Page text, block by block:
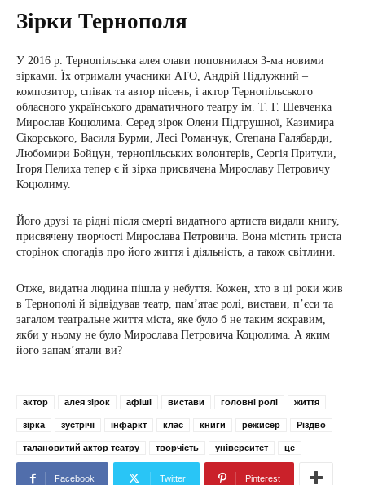
Зірки Тернополя
У 2016 р. Тернопільська алея слави поповнилася 3-ма новими
зірками. Їх отримали учасники АТО, Андрій Підлужний –
композитор, співак та автор пісень, і актор Тернопільського
обласного українського драматичного театру ім. Т. Г. Шевченка
Мирослав Коцюлима. Серед зірок Олени Підгрушної, Казимира
Сікорського, Василя Бурми, Лесі Романчук, Степана Галябарди,
Любомири Бойцун, тернопільських волонтерів, Сергія Притули,
Ігоря Пелиха тепер є й зірка присвячена Мирославу Петровичу
Коцюлиму.
Його друзі та рідні після смерті видатного артиста видали книгу,
присвячену творчості Мирослава Петровича. Вона містить триста
сторінок спогадів про його життя і діяльність, а також світлини.
Отже, видатна людина пішла у небуття. Кожен, хто в ці роки жив
в Тернополі й відвідував театр, пам’ятає ролі, вистави, п’єси та
загалом театральне життя міста, яке було б не таким яскравим,
якби у ньому не було Мирослава Петровича Коцюлима. А яким
його запам’ятали ви?
актор алея зірок афіші вистави головні ролі життя
зірка зустрічі інфаркт клас книги режисер Різдво
талановитий актор театру творчість університет це
Facebook Twitter Pinterest